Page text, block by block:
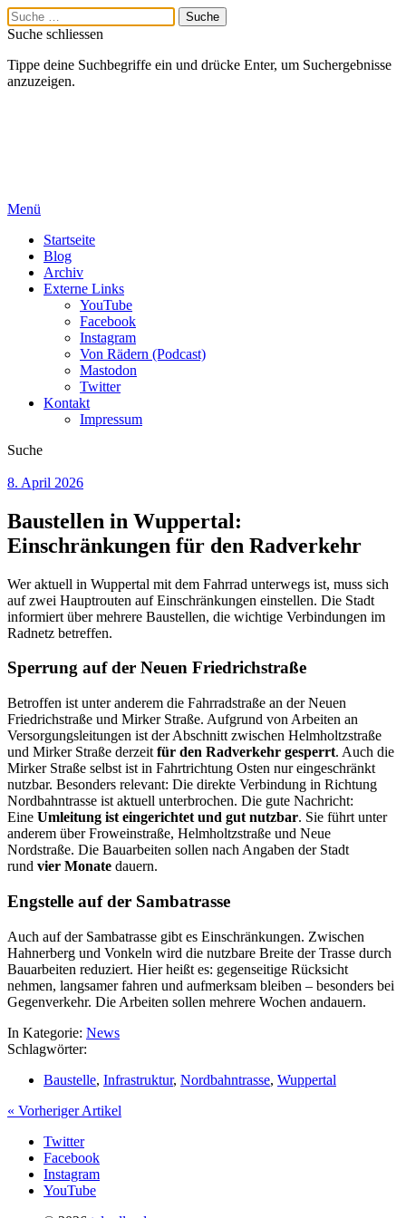
Suche schliessen
Tippe deine Suchbegriffe ein und drücke Enter, um Suchergebnisse
anzuzeigen.
Menü
Startseite
Blog
Archiv
Externe Links
YouTube
Facebook
Instagram
Von Rädern (Podcast)
Mastodon
Twitter
Kontakt
Impressum
Suche
8. April 2026
Baustellen in Wuppertal:
Einschränkungen für den Radverkehr
Wer aktuell in Wuppertal mit dem Fahrrad unterwegs ist, muss sich
auf zwei Hauptrouten auf Einschränkungen einstellen. Die Stadt
informiert über mehrere Baustellen, die wichtige Verbindungen im
Radnetz betreffen.
Sperrung auf der Neuen Friedrichstraße
Betroffen ist unter anderem die Fahrradstraße an der Neuen
Friedrichstraße und Mirker Straße. Aufgrund von Arbeiten an
Versorgungsleitungen ist der Abschnitt zwischen Helmholtzstraße
und Mirker Straße derzeit für den Radverkehr gesperrt. Auch die
Mirker Straße selbst ist in Fahrtrichtung Osten nur eingeschränkt
nutzbar. Besonders relevant: Die direkte Verbindung in Richtung
Nordbahntrasse ist aktuell unterbrochen. Die gute Nachricht:
Eine Umleitung ist eingerichtet und gut nutzbar. Sie führt unter
anderem über Froweinstraße, Helmholtzstraße und Neue
Nordstraße. Die Bauarbeiten sollen nach Angaben der Stadt
rund vier Monate dauern.
Engstelle auf der Sambatrasse
Auch auf der Sambatrasse gibt es Einschränkungen. Zwischen
Hahnerberg und Vonkeln wird die nutzbare Breite der Trasse durch
Bauarbeiten reduziert. Hier heißt es: gegenseitige Rücksicht
nehmen, langsamer fahren und aufmerksam bleiben – besonders bei
Gegenverkehr. Die Arbeiten sollen mehrere Wochen andauern.
In Kategorie: News
Schlagwörter:
Baustelle, Infrastruktur, Nordbahntrasse, Wuppertal
« Vorheriger Artikel
Twitter
Facebook
Instagram
YouTube